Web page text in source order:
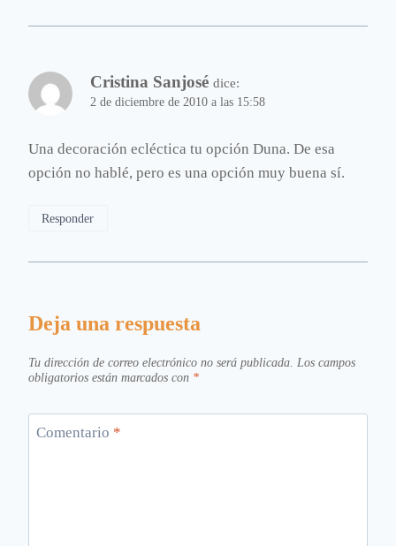
Cristina Sanjosé dice:
2 de diciembre de 2010 a las 15:58
Una decoración ecléctica tu opción Duna. De esa
opción no hablé, pero es una opción muy buena sí.
Responder
Deja una respuesta
Tu dirección de correo electrónico no será publicada. Los campos
obligatorios están marcados con *
Comentario *